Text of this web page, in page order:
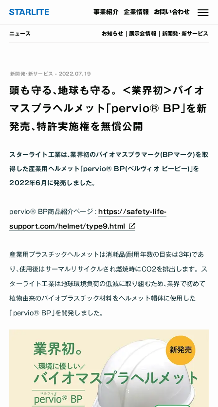
事業紹介 企業情報 お問い合わせ
ニュース お知らせ 展示会情報 新開発･新サービス
新開発･新サービス - 2022.07.19
頭も守る､地球も守る。<業界初>バイオ
マスプラヘルメット｢pervio® BP｣を新
発売､特許実施権を無償公開
スターライト工業は､業界初のバイオマスプラマーク(BPマーク)を取
得した産業用ヘルメット｢pervio® BP(ベルヴィオ ビーピー)｣を
2022年6月に発売しました｡
pervio® BP商品紹介ページ :https://safety-life-
support.com/helmet/type9.html
産業用プラスチックヘルメットは消耗品(耐用年数の目安は3年)であ
り､使用後はサーマルリサイクルされ燃焼時にCO2を排出します。ス
ターライト工業は地球環境負荷の低減に取り組むため､業界で初めて
植物由来のバイオプラスチック材料をヘルメット帽体に使用した
｢pervio® BP｣を開発しました｡